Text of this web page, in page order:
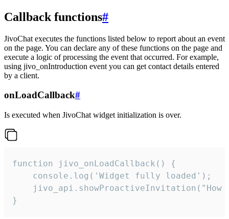
Callback functions#
JivoChat executes the functions listed below to report about an event
on the page. You can declare any of these functions on the page and
execute a logic of processing the event that occurred. For example,
using jivo_onIntroduction event you can get contact details entered
by a client.
onLoadCallback#
Is executed when JivoChat widget initialization is over.
function jivo_onLoadCallback() {
    console.log('Widget fully loaded');
jivo_api.showProactiveInvitation("How
}